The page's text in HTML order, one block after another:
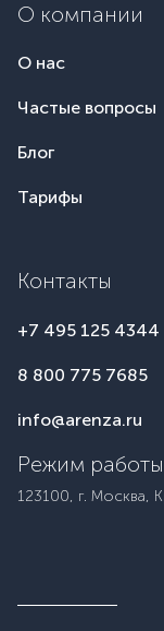
О компании
О нас
Частые вопросы
Блог
Тарифы
Контакты
+7 495 125 4344
8 800 775 7685
info@arenza.ru
Режим
123100, г. Москва,